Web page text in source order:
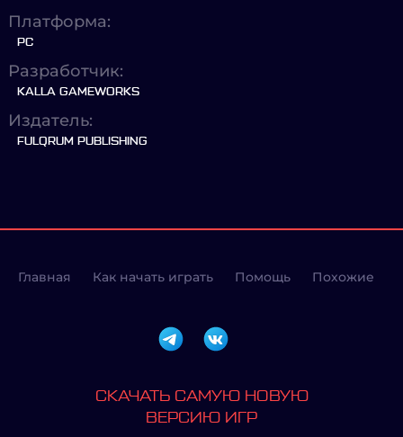
Платформа:
PC
Разработчик:
KALLA GAMEWORKS
Издатель:
FULQRUM PUBLISHING
Главная Как начать играть Помощь Похожие
СКАЧАТЬ САМУЮ НОВУЮ
ВЕРСИЮ ИГР